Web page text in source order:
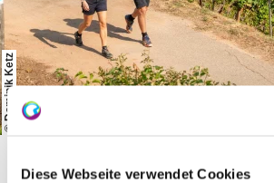
Diese Webseite verwendet Cookies
Buchung & Service
ShopRheinhessen-Blog Karte
© Dominik Ketz